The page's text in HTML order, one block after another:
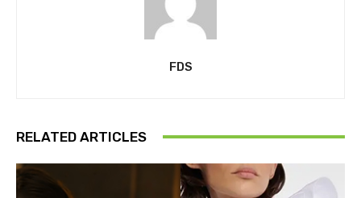
FDS
RELATED ARTICLES